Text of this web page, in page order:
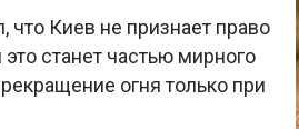
Киев не признает право
станет частью мирного
огня только при